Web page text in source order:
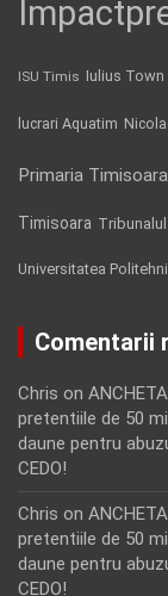
ISU Timis Iulius Town
lucrari Aquatim
Primaria Timisoara
Timisoara
Universitatea
Comentarii
Chris on
pretentiile de 50
daune pentru
CEDO!
Chris on
pretentiile de 50
daune pentru
CEDO!